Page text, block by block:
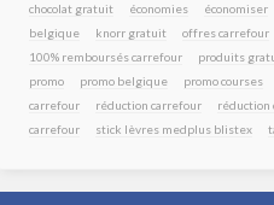
chocolat gratuit
économies économiser
belgique
knorr gratuit offres carrefour
100% remboursés carrefour
produits
promo
promo belgique promo courses
carrefour
réduction carrefour réduction
carrefour
stick lèvres medplus blistex